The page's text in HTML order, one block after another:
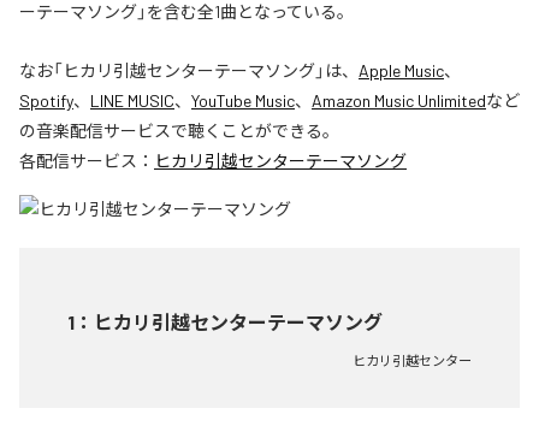
ーテーマソング」を含む全1曲となっている。
なお「ヒカリ引越センターテーマソング」は、 Apple Music、
Spotify、 LINE MUSIC、 YouTube Music、 Amazon Music Unlimitedなど
の音楽配信サービスで聴くことができる。
各配信サービス： ヒカリ引越センターテーマソング
1 ： ヒカリ引越センターテーマソング
ヒカリ引越センター